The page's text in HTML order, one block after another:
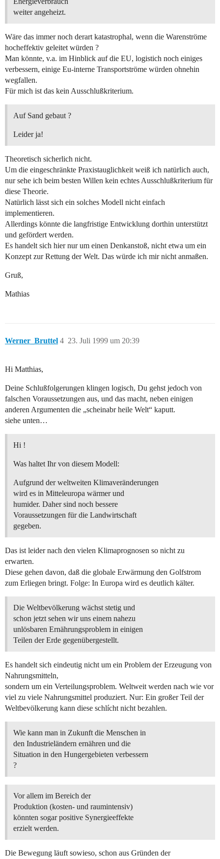
weiter angeheizt.
Wäre das immer noch derart katastrophal, wenn die Warenströme
hocheffektiv geleitet würden ?
Man könnte, v.a. im Hinblick auf die EU, logistich noch einiges
verbessern, einige Eu-interne Transportströme würden ohnehin
wegfallen.
Für mich ist das kein Ausschlußkriterium.
Auf Sand gebaut ?
Leider ja!
Theoretisch sicherlich nicht.
Um die eingeschränkte Praxistauglichkeit weiß ich natürlich auch,
nur sehe ich beim besten Willen kein echtes Ausschlußkriterium für
diese Theorie.
Natürlich lässt sich ein solches Modell nicht einfach
implementieren.
Allerdings könnte die langfristige Entwicklung dorthin unterstützt
und gefördert werden.
Es handelt sich hier nur um einen Denkanstoß, nicht etwa um ein
Konzept zur Rettung der Welt. Das würde ich mir nicht anmaßen.
Gruß,
Mathias
Werner_Bruttel 23. Juli 1999 um 20:39
4
Hi Matthias,
Deine Schlußfolgerungen klingen logisch, Du gehst jedoch von
falschen Voraussetzungen aus, und das macht, neben einigen
anderen Argumenten die „scheinabr heile Welt“ kaputt.
siehe unten…
Hi !
Was haltet Ihr von diesem Modell:
Aufgrund der weltweiten Klimaveränderungen
wird es in Mitteleuropa wärmer und
humider. Daher sind noch bessere
Voraussetzungen für die Landwirtschaft
gegeben.
Das ist leider nach den vielen Klimaprognosen so nicht zu
erwarten.
Diese gehen davon, daß die globale Erwärmung den Golfstrom
zum Erliegen bringt. Folge: In Europa wird es deutlich kälter.
Die Weltbevölkerung wächst stetig und
schon jetzt sehen wir uns einem nahezu
unlösbaren Ernährungsproblem in einigen
Teilen der Erde gegenübergestellt.
Es handelt sich eindeutig nicht um ein Problem der Erzeugung von
Nahrungsmitteln,
sondern um ein Verteilungsproblem. Weltweit werden nach wie vor
viel zu viele Nahrungsmittel produziert. Nur: Ein großer Teil der
Weltbevölkerung kann diese schlícht nicht bezahlen.
Wie kann man in Zukunft die Menschen in
den Industrieländern ernähren und die
Situation in den Hungergebieten verbessern
?
Vor allem im Bereich der
Produktion (kosten- und raumintensiv)
könnten sogar positive Synergieeffekte
erzielt werden.
Die Bewegung läuft sowieso, schon aus Gründen der